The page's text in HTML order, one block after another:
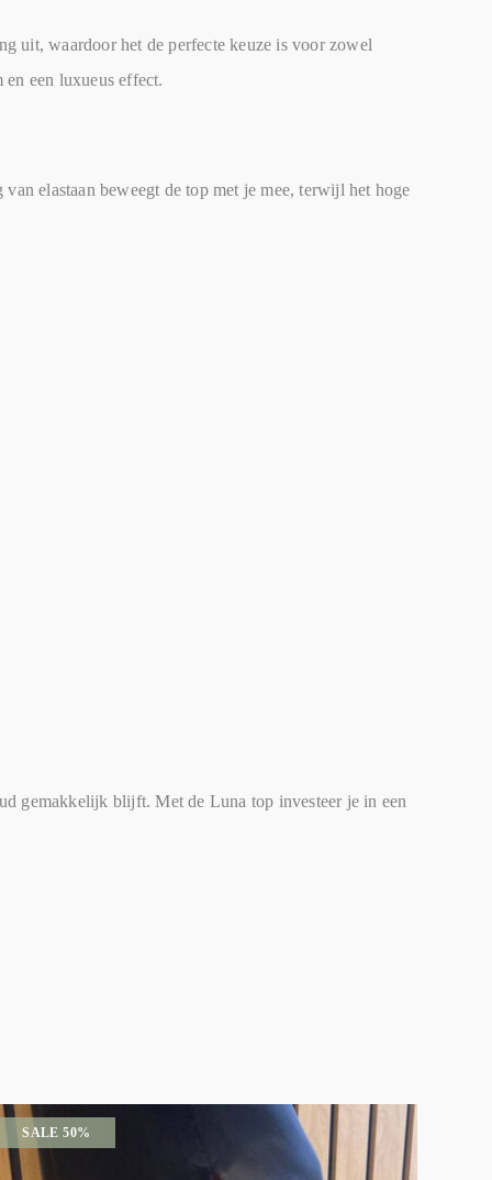
uit, waardoor het de perfecte keuze is voor zowel
een luxueus effect.
elastaan beweegt de top met je mee, terwijl het hoge
gemakkelijk blijft. Met de Luna top investeer je in een
SALE 50%